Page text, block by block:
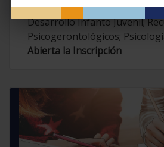
Contemporáneas;
Desarrollo Infanto Juvenil;
Psicogerontológicos;
Abierta la Inscripción